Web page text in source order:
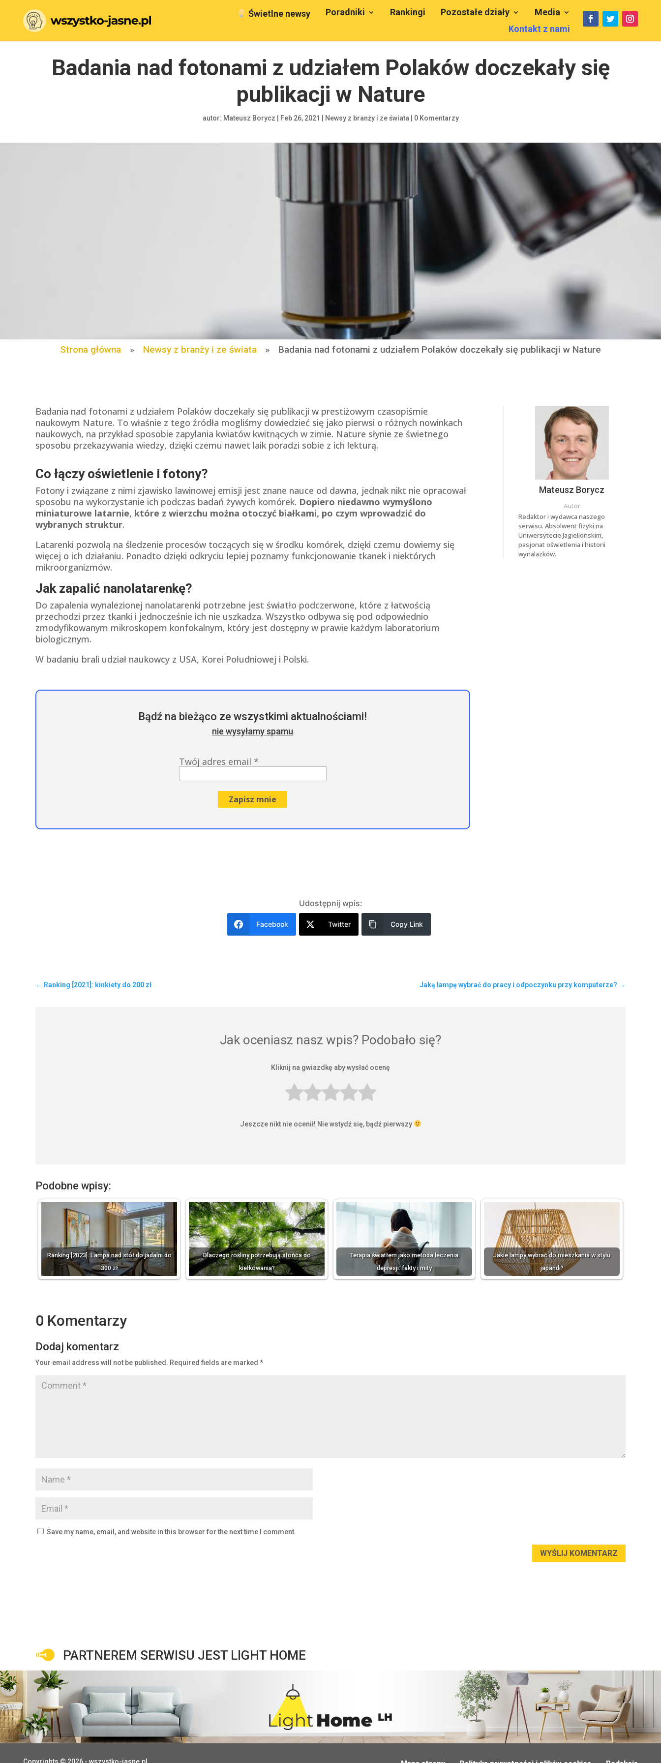
Świetlne newsy Poradniki Rankingi Pozostałe działy
Media
Kontakt z nami
Badania nad fotonami z udziałem Polaków doczekały się
publikacji w Nature
autor: Mateusz Borycz Feb 26, 2021 Newsy z branży i ze świata 0 Komentarzy
Strona główna » Newsy z branży i ze świata » Badania nad fotonami z udziałem Polaków doczekały się publikacji w Nature
Badania nad fotonami z udziałem Polaków doczekały się publikacji w prestiżowym czasopiśmie
naukowym Nature. To właśnie z tego źródła mogliśmy dowiedzieć się jako pierwsi o różnych nowinkach
naukowych, na przykład sposobie zapylania kwiatów kwitnących w zimie. Nature słynie ze świetnego
sposobu przekazywania wiedzy, dzięki czemu nawet laik poradzi sobie z ich lekturą.
Co łączy oświetlenie i fotony?
Fotony i związane z nimi zjawisko lawinowej emisji jest znane nauce od dawna, jednak nikt nie opracował
sposobu na wykorzystanie ich podczas badań żywych komórek. Dopiero niedawno wymyślono
miniaturowe latarnie, które z wierzchu można otoczyć białkami, po czym wprowadzić do
wybranych struktur.
Latarenki pozwolą na śledzenie procesów toczących się w środku komórek, dzięki czemu dowiemy się
więcej o ich działaniu. Ponadto dzięki odkryciu lepiej poznamy funkcjonowanie tkanek i niektórych
mikroorganizmów.
Jak zapalić nanolatarenkę?
Do zapalenia wynalezionej nanolatarenki potrzebne jest światło podczerwone, które z łatwością
przechodzi przez tkanki i jednocześnie ich nie uszkadza. Wszystko odbywa się pod odpowiednio
zmodyfikowanym mikroskopem konfokalnym, który jest dostępny w prawie każdym laboratorium
biologicznym.
W badaniu brali udział naukowcy z USA, Korei Południowej i Polski.
Bądź na bieżąco ze wszystkimi aktualnościami!
nie wysyłamy spamu
Twój adres email *
Mateusz Borycz
Autor
Redaktor i wydawca naszego
serwisu. Absolwent fizyki na
Uniwersytecie Jagiellońskim,
pasjonat oświetlenia i historii
wynalazków.
Udostępnij wpis:
Facebook Twitter Copy Link
← Ranking [2021]: kinkiety do 200 zł Jaką lampę wybrać do pracy i odpoczynku przy komputerze? →
Jak oceniasz nasz wpis? Podobało się?
Kliknij na gwiazdkę aby wysłać ocenę
Jeszcze nikt nie ocenił! Nie wstydź się, bądź pierwszy
Podobne wpisy:
Ranking [2023]: Lampa nad stół do jadalni do
300 zł
Dlaczego rośliny potrzebują słońca do
kiełkowania?
Terapia światłem jako metoda leczenia
depresji: fakty i mity
Jakie lampy wybrać do mieszkania w stylu
japandi?
0 Komentarzy
Dodaj komentarz
Your email address will not be published. Required fields are marked *
Save my name, email, and website in this browser for the next time I comment.
WYŚLIJ KOMENTARZ
PARTNEREM SERWISU JEST LIGHT HOME